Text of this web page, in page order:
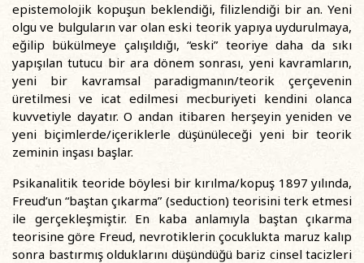
epistemolojik kopuşun beklendiği, filizlendiği bir an. Yeni
olgu ve bulguların var olan eski teorik yapıya uydurulmaya,
eğilip bükülmeye çalışıldığı, “eski” teoriye daha da sıkı
yapışılan tutucu bir ara dönem sonrası, yeni kavramların,
yeni bir kavramsal paradigmanın/teorik çerçevenin
üretilmesi ve icat edilmesi mecburiyeti kendini olanca
kuvvetiyle dayatır. O andan itibaren herşeyin yeniden ve
yeni biçimlerde/içeriklerle düşünüleceği yeni bir teorik
zeminin inşası başlar.
Psikanalitik teoride böylesi bir kırılma/kopuş 1897 yılında,
Freud’un “baştan çıkarma” (seduction) teorisini terk etmesi
ile gerçekleşmiştir. En kaba anlamıyla baştan çıkarma
teorisine göre Freud, nevrotiklerin çocuklukta maruz kalıp
sonra bastırmış olduklarını düşündüğü bariz cinsel tacizleri